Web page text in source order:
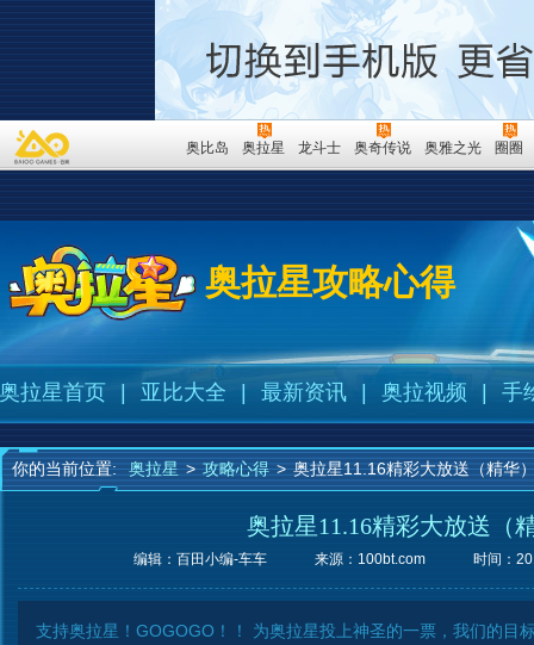
奥比岛 奥拉星 龙斗士 奥奇传说 奥雅之光 圈圈
奥拉星攻略心得
奥拉星首页 亚比大全 最新资讯 奥拉视频 手
你的当前位置: 奥拉星 > 攻略心得 > 奥拉星11.16精彩大放送（精华
奥拉星11.16精彩大放送（
编辑：百田小编-车车 来源： 100bt.com 时间：
支持奥拉星！GOGOGO！！ 为奥拉星投上神圣的一票，我们的目